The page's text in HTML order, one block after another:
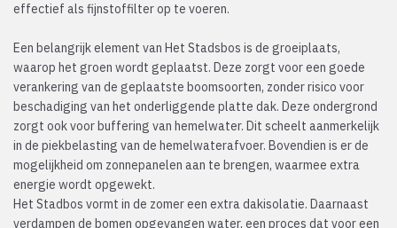
effectief als fijnstoffilter op te voeren.
Een belangrijk element van Het Stadsbos is de groeiplaats,
waarop het groen wordt geplaatst. Deze zorgt voor een goede
verankering van de geplaatste boomsoorten, zonder risico voor
beschadiging van het onderliggende platte dak. Deze ondergrond
zorgt ook voor buffering van hemelwater. Dit scheelt aanmerkelijk
in de piekbelasting van de hemelwaterafvoer. Bovendien is er de
mogelijkheid om zonnepanelen aan te brengen, waarmee extra
energie wordt opgewekt.
Het Stadbos vormt in de zomer een extra dakisolatie. Daarnaast
verdampen de bomen opgevangen water, een proces dat voor een